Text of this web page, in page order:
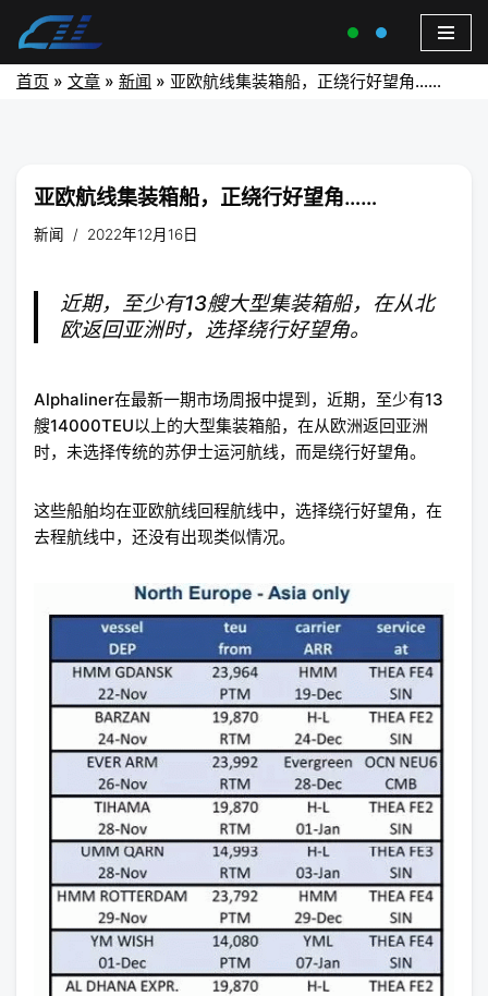
首页 » 文章 » 新闻 » 亚欧航线集装箱船，正绕行好望角……
亚欧航线集装箱船，正绕行好望角……
新闻 2022年12月16日
近期，至少有13艘大型集装箱船，在从北
欧返回亚洲时，选择绕行好望角。
Alphaliner在最新一期市场周报中提到，近期，至少有13
艘14000TEU以上的大型集装箱船，在从欧洲返回亚洲
时，未选择传统的苏伊士运河航线，而是绕行好望角。
这些船舶均在亚欧航线回程航线中，选择绕行好望角，在
去程航线中，还没有出现类似情况。